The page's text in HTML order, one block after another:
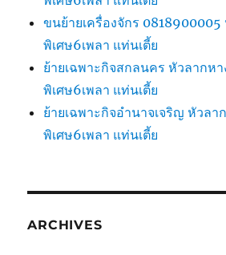
ขนย้ายเครื่องจักร 0818900005
พิเศษ6เพลา แท่นเตี้ย
ย้ายเฉพาะกิจสกลนคร หัวลากหา
พิเศษ6เพลา แท่นเตี้ย
ย้ายเฉพาะกิจอำนาจเจริญ หัวลา
พิเศษ6เพลา แท่นเตี้ย
ARCHIVES